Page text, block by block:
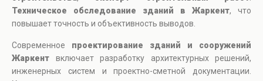
Техническое обследование зданий в Жаркент, что
повышает точность и объективность выводов.
Современное проектирование зданий и сооружений
Жаркент включает разработку архитектурных решений,
инженерных систем и проектно-сметной документации.